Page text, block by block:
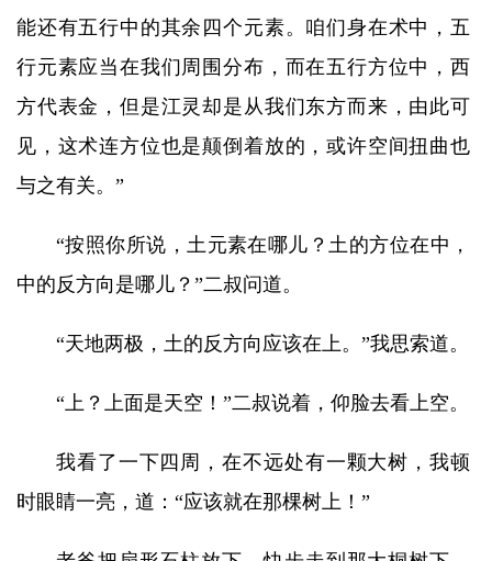
能还有五行中的其余四个元素。咱们身在术中，五
行元素应当在我们周围分布，而在五行方位中，西
方代表金，但是江灵却是从我们东方而来，由此可
见，这术连方位也是颠倒着放的，或许空间扭曲也
与之有关。”
“按照你所说，土元素在哪儿？土的方位在中，
中的反方向是哪儿？”二叔问道。
“天地两极，土的反方向应该在上。”我思索道。
“上？上面是天空！”二叔说着，仰脸去看上空。
我看了一下四周，在不远处有一颗大树，我顿
时眼睛一亮，道：“应该就在那棵树上！”